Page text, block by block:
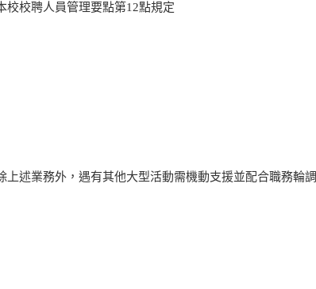
校校聘人員管理要點第12點規定
述業務外，遇有其他大型活動需機動支援並配合職務輪調